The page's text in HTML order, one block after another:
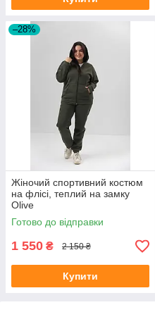
–28%
Жіночий спортивний костюм
на флісі, теплий на замку
Olive
Готово до відправки
1 550 ₴ 2 150 ₴
Купити